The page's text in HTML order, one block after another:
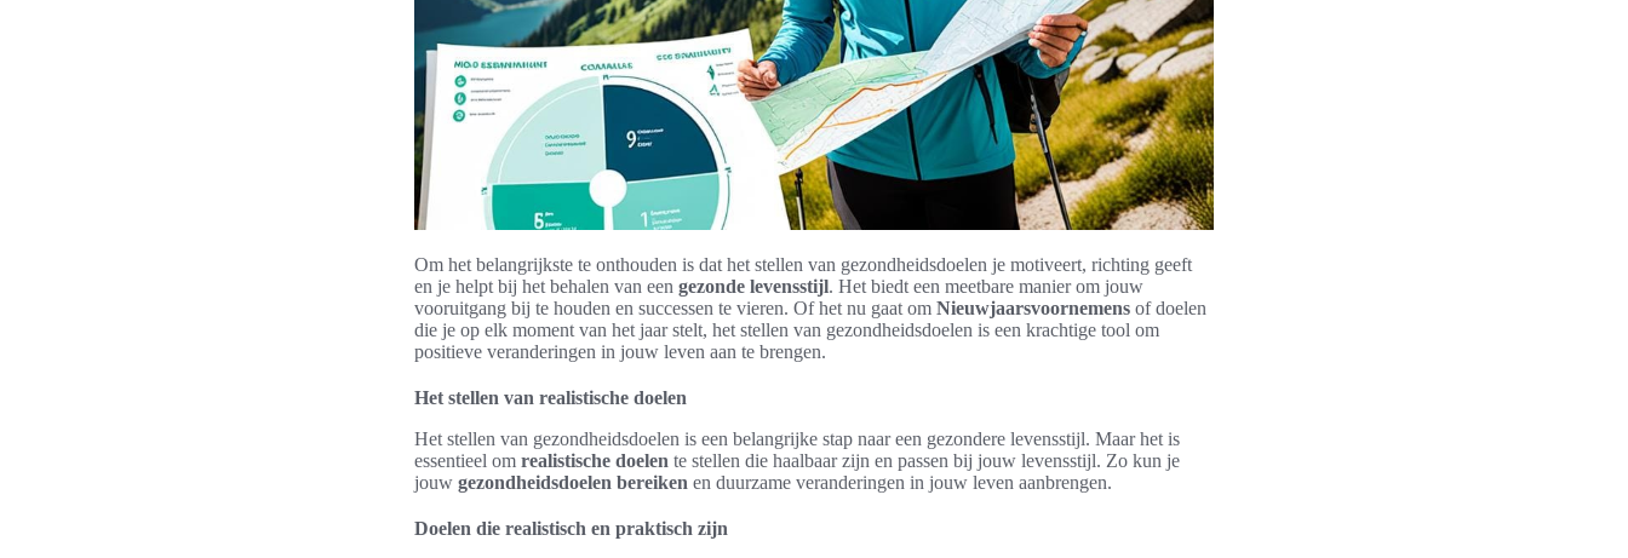
Om het belangrijkste te onthouden is dat het stellen van gezondheidsdoelen je motiveert, richting geeft
en je helpt bij het behalen van een gezonde levensstijl. Het biedt een meetbare manier om jouw
vooruitgang bij te houden en successen te vieren. Of het nu gaat om Nieuwjaarsvoornemens of doelen
die je op elk moment van het jaar stelt, het stellen van gezondheidsdoelen is een krachtige tool om
positieve veranderingen in jouw leven aan te brengen.
Het stellen van realistische doelen
Het stellen van gezondheidsdoelen is een belangrijke stap naar een gezondere levensstijl. Maar het is
essentieel om realistische doelen te stellen die haalbaar zijn en passen bij jouw levensstijl. Zo kun je
jouw gezondheidsdoelen bereiken en duurzame veranderingen in jouw leven aanbrengen.
Doelen die realistisch en praktisch zijn